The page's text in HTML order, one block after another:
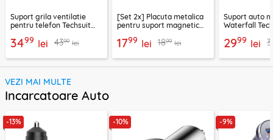
Suport grila ventilatie
pentru telefon Techsuit
3499 lei 4399 lei
[Set 2x] Placuta metalica
pentru suport magnetic
negru
1799 lei 1899 lei
Suport auto
Waterfall
2999 lei
VEZI MAI MULTE
Incarcatoare Auto
-13% -10% -9%